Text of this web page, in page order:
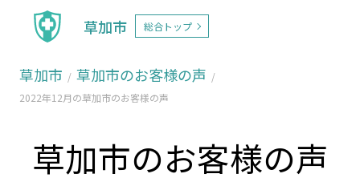
草加市 総合トップ
草加市 草加市のお客様の声
2022年12月の草加市のお客様の声
草加市のお客様の声